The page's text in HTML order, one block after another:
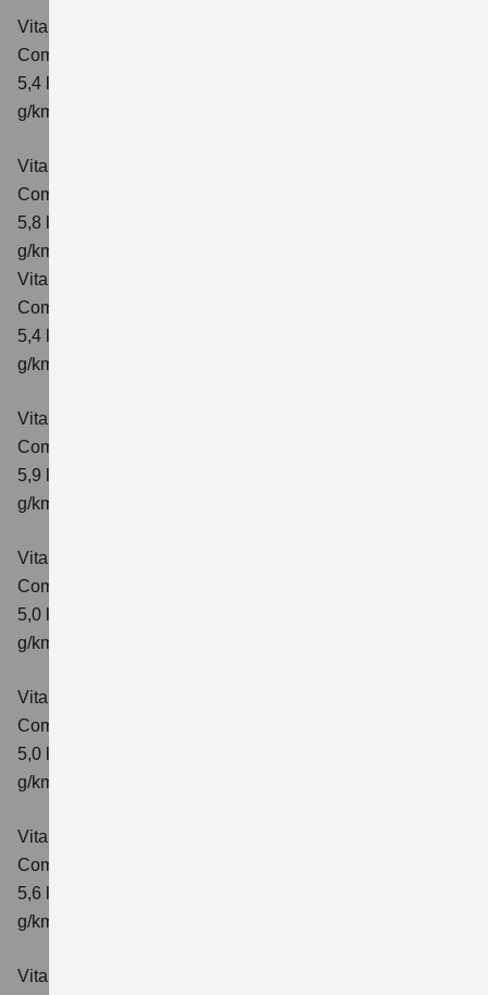
Vitara 1.4 BOOSTERJET HYBRID ALLGRIP
Comfort
5,4 l/100km; kombinierter Wert der CO₂-Emission: 129
g/km; CO₂-Klasse: D
Vitara 1.4 BOOSTERJET HYBRID ALLGRIP AT
Comfort
5,8 l/100 km; kombinierter Wert der CO₂-Emission: 137
g/km; CO₂-Klasse: E
Vitara 1.4 BOOSTERJET HYBRID ALLGRIP
Comfort+ Verbrauchswerte: kombinierter Energieverbrauch
5,4 l/100km; kombinierter Wert der CO₂-Emission: 129
g/km; CO₂-Klasse: D
Vitara 1.4 BOOSTERJET HYBRID ALLGRIP AT
Comfort+
5,9 l/100 km; kombinierter Wert der CO₂-Emission: 138
g/km; CO₂-Klasse: E
Vitara 1.5 DUALJET HYBRID AGS
Comfort
5,0 l/100km; kombinierter Wert der CO₂-Emission: 113
g/km; CO₂-Klasse: C
Vitara 1.5 DUALJET HYBRID AGS
Comfort+
5,0 l/100km; kombinierter Wert der CO₂-Emission: 114
g/km; CO₂-Klasse: C
Vitara 1.5 DUALJET HYBRID ALLGRIP AGS
Comfort
5,6 l/100km; kombinierter Wert der CO₂-Emission: 126
g/km; CO₂-Klasse: D
Vitara 1.5 DUALJET HYBRID ALLGRIP AGS